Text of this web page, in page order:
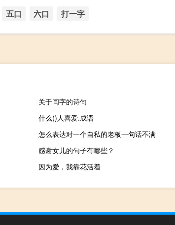
五口 六口 打一字
关于闫字的诗句
什么()人喜爱.成语
怎么表达对一个自私的老板一句话不满
感谢女儿的句子有哪些？
因为爱，我靠花活着